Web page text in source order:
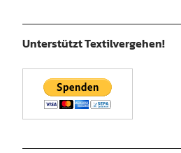
Unterstützt Textilvergehen!